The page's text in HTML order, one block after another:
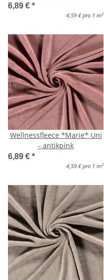
6,89 € *
4,59 € pro 1 m 2
Wellnessfleece *Marie* Uni
- antikpink
6,89 € *
4,59 € pro 1 m 2